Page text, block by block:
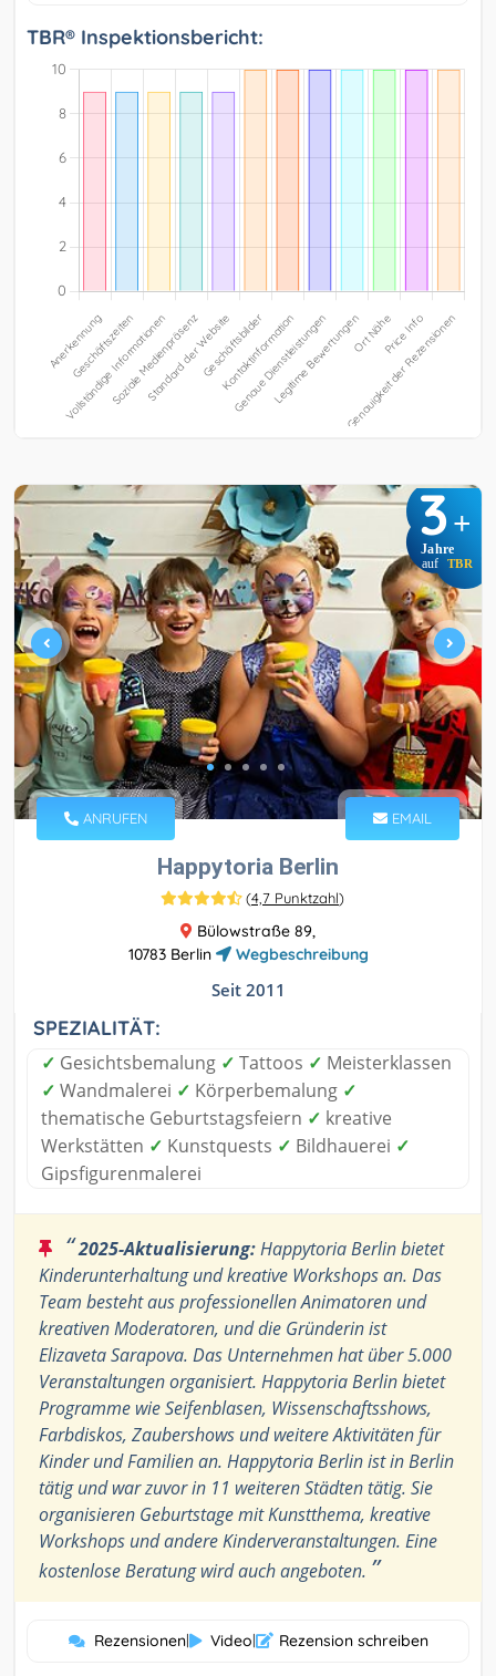
TBR® Inspektionsbericht:
3+
Jahre
auf TBR
ANRUFEN EMAIL
Happytoria Berlin
(4,7 Punktzahl)
Bülowstraße 89,
10783 Berlin
Wegbeschreibung
Seit 2011
SPEZIALITÄT:
✓ Gesichtsbemalung ✓ Tattoos ✓ Meisterklassen
✓ Wandmalerei ✓ Körperbemalung ✓
thematische Geburtstagsfeiern ✓ kreative
Werkstätten ✓ Kunstquests ✓ Bildhauerei ✓
Gipsfigurenmalerei
“2025-Aktualisierung:Happytoria Berlin bietet
Kinderunterhaltung und kreative Workshops an. Das
Team besteht aus professionellen Animatoren und
kreativen Moderatoren, und die Gründerin ist
Elizaveta Sarapova. Das Unternehmen hat über 5.000
Veranstaltungen organisiert. Happytoria Berlin bietet
Programme wie Seifenblasen, Wissenschaftsshows,
Farbdiskos, Zaubershows und weitere Aktivitäten für
Kinder und Familien an. Happytoria Berlin ist in Berlin
tätig und war zuvor in 11 weiteren Städten tätig. Sie
organisieren Geburtstage mit Kunstthema, kreative
Workshops und andere Kinderveranstaltungen. Eine
kostenlose Beratung wird auch angeboten. ”
Rezensionen| Video| Rezension schreiben